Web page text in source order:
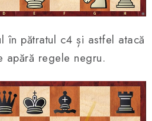
în pătratul c4 și astfel atacă
apără regele negru.